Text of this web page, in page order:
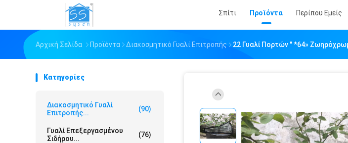
Σπίτι Προϊόντα Περίπου Εμείς
Αρχική Σελίδα Προϊόντα Διακοσμητικό Γυαλί Επιτροπής 22 Γυαλί Πορτών " *64»
Κατηγορίες
Διακοσμητικό Γυαλί
Επιτροπής...
(90)
Γυαλί Επεξεργασμένου
Σιδήρου...
(76)